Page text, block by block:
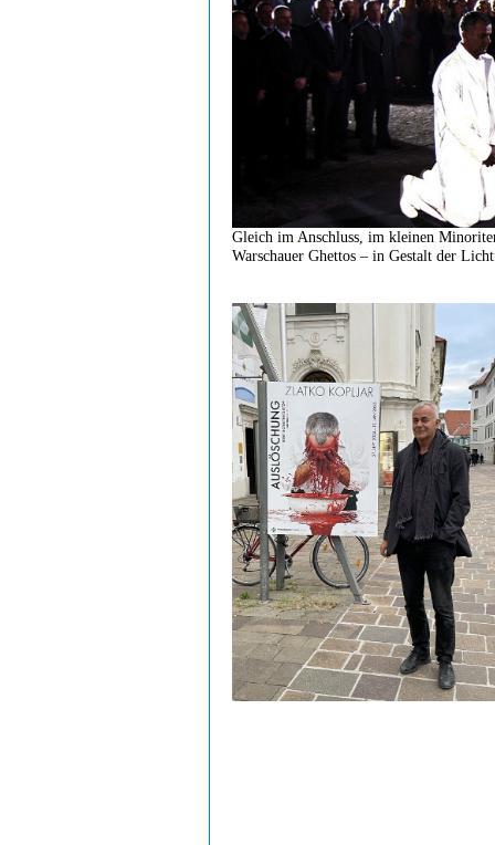
Gleich im Anschluss, im kleinen
Warschauer Ghettos – in Gestalt der